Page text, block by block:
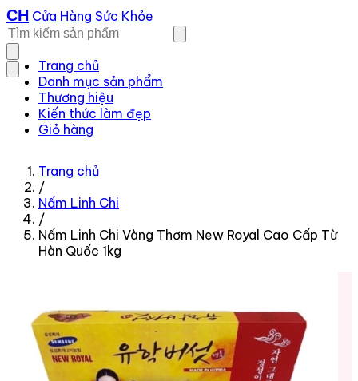
CH Cửa Hàng Sức Khỏe
Trang chủ
Danh mục sản phẩm
Thương hiệu
Kiến thức làm đẹp
Giỏ hàng
Trang chủ
/
Nấm Linh Chi
/
Nấm Linh Chi Vàng Thơm New Royal Cao Cấp Từ
Hàn Quốc 1kg